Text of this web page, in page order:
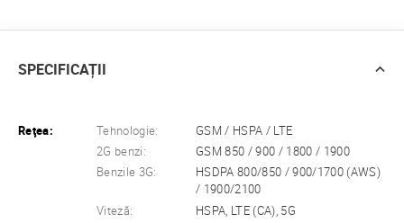
SPECIFICAȚII
Reţea: Tehnologie:
GSM / HSPA / LTE
2G benzi:
GSM 850 / 900 / 1800 / 1900
Benzile 3G:
HSDPA 800/850 / 900/1700 (AWS)
/ 1900/2100
Viteză:
HSPA, LTE (CA), 5G